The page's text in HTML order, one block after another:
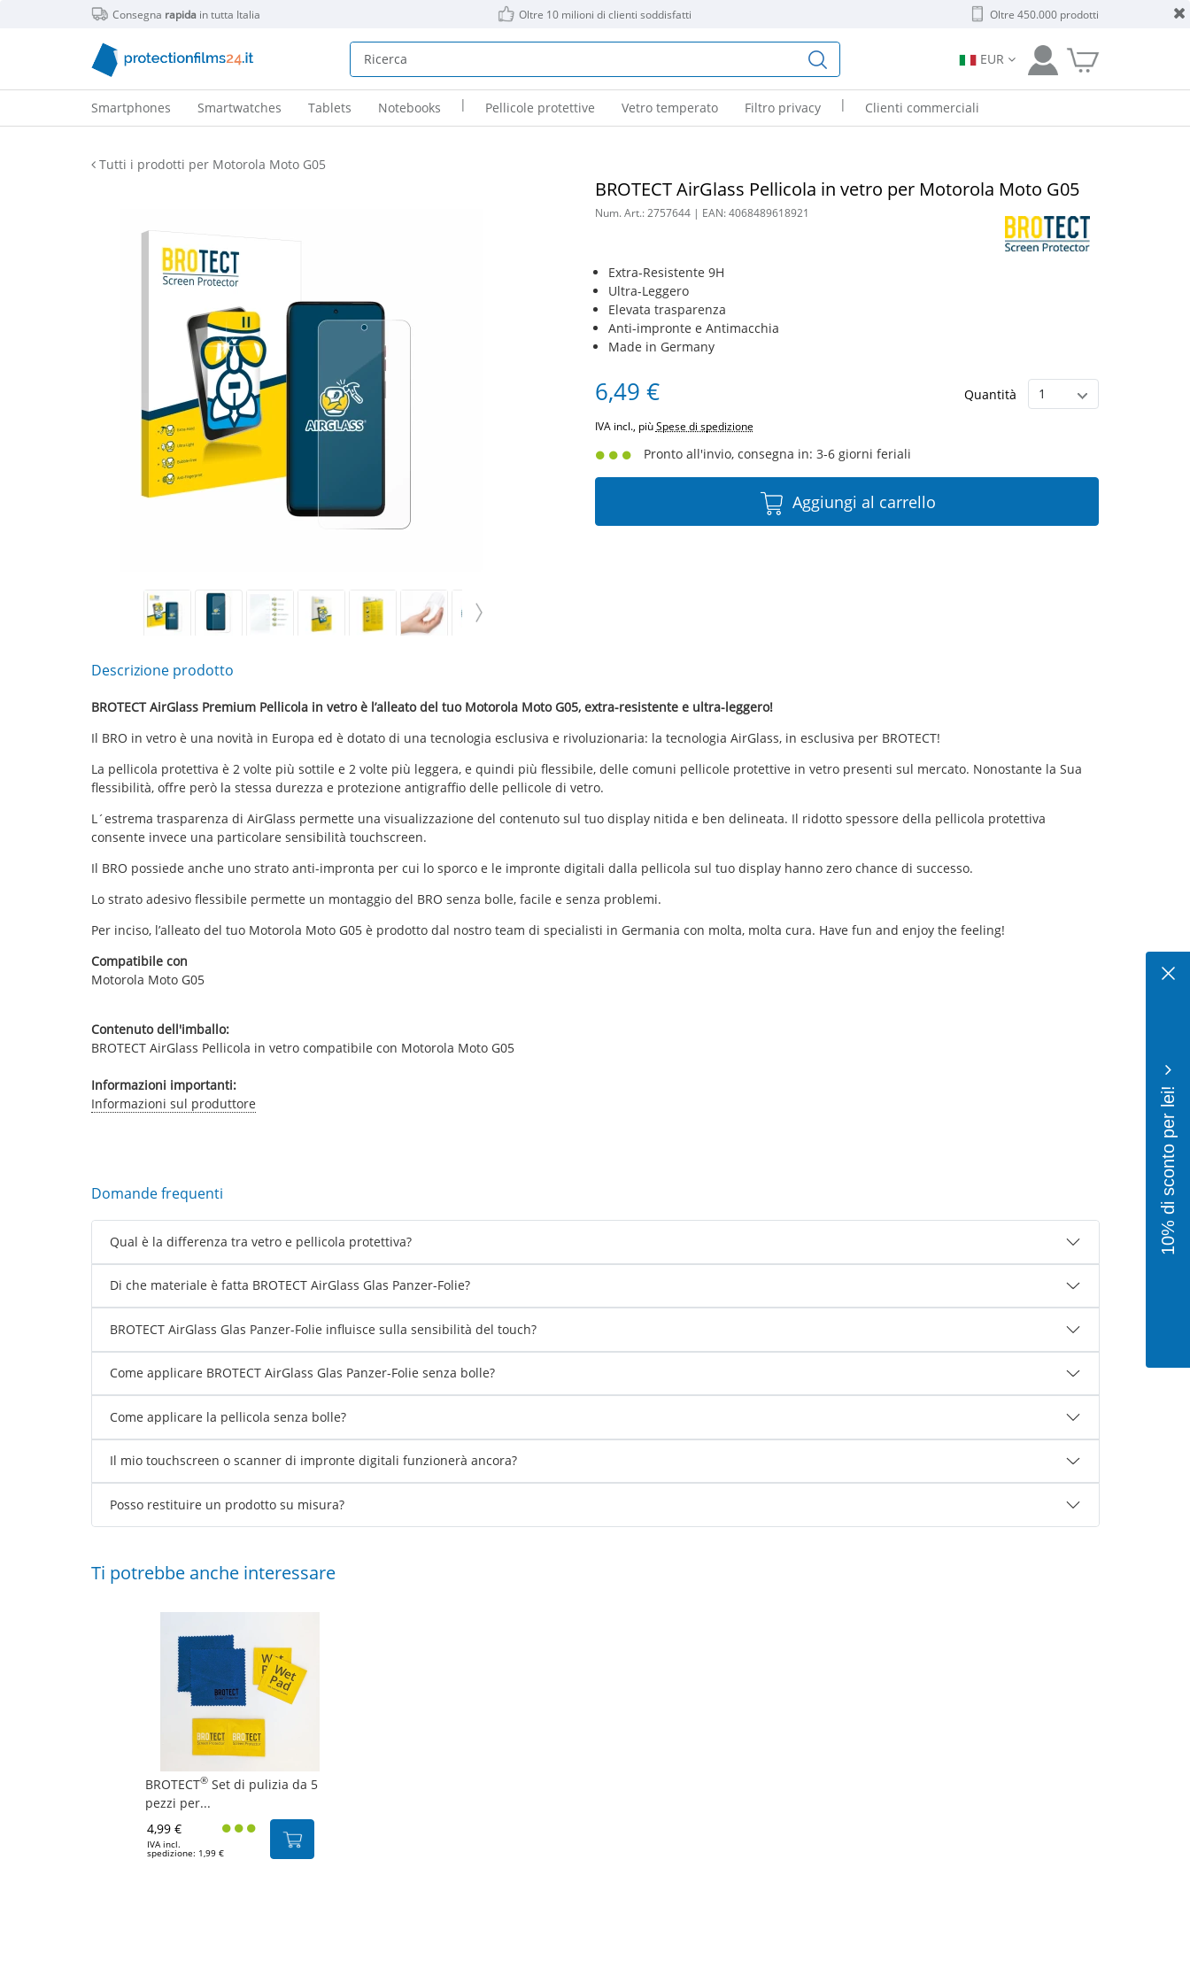
Consegna rapidain tutta Italia Oltre 10 milioni di clienti soddisfatti Oltre 450.000 prodotti
EUR
Smartphones Smartwatches Tablets Notebooks | Pellicole protettive Vetro temperato Filtro privacy | Clienti commerciali
Tutti i prodotti per Motorola Moto G05
BROTECT AirGlass Pellicola in vetro per Motorola Moto G05
Num. Art.:2757644| EAN:4068489618921
Extra-Resistente 9H
Ultra-Leggero
Elevata trasparenza
Anti-impronte e Antimacchia
Made in Germany
6,49 € Quantità
IVA incl., piùSpese di spedizione
Pronto all'invio, consegna in: 3-6 giorni feriali
Aggiungi al carrello
Descrizione prodotto
BROTECT AirGlass Premium Pellicola in vetro è l’alleato del tuo Motorola Moto G05, extra-resistente e ultra-leggero!
Il BRO in vetro è una novità in Europa ed è dotato di una tecnologia esclusiva e rivoluzionaria: la tecnologia AirGlass, in esclusiva per BROTECT!
La pellicola protettiva è 2 volte più sottile e 2 volte più leggera, e quindi più flessibile, delle comuni pellicole protettive in vetro presenti sul mercato. Nonostante la Sua
flessibilità, offre però la stessa durezza e protezione antigraffio delle pellicole di vetro.
L´estrema trasparenza di AirGlass permette una visualizzazione del contenuto sul tuo display nitida e ben delineata. Il ridotto spessore della pellicola protettiva
consente invece una particolare sensibilità touchscreen.
Il BRO possiede anche uno strato anti-impronta per cui lo sporco e le impronte digitali dalla pellicola sul tuo display hanno zero chance di successo.
Lo strato adesivo flessibile permette un montaggio del BRO senza bolle, facile e senza problemi.
Per inciso, l’alleato del tuo Motorola Moto G05 è prodotto dal nostro team di specialisti in Germania con molta, molta cura. Have fun and enjoy the feeling!
Compatibile con
Motorola Moto G05
Contenuto dell'imballo:
BROTECT AirGlass Pellicola in vetro compatibile con Motorola Moto G05
Informazioni importanti:
Informazioni sul produttore
Domande frequenti
Qual è la differenza tra vetro e pellicola protettiva?
Di che materiale è fatta BROTECT AirGlass Glas Panzer-Folie?
BROTECT AirGlass Glas Panzer-Folie influisce sulla sensibilità del touch?
Come applicare BROTECT AirGlass Glas Panzer-Folie senza bolle?
Come applicare la pellicola senza bolle?
Il mio touchscreen o scanner di impronte digitali funzionerà ancora?
Posso restituire un prodotto su misura?
Ti potrebbe anche interessare
BROTECT®Set di pulizia da 5
pezzi per...
4,99 €
IVA incl.
spedizione: 1,99 €
10% di sconto per lei!